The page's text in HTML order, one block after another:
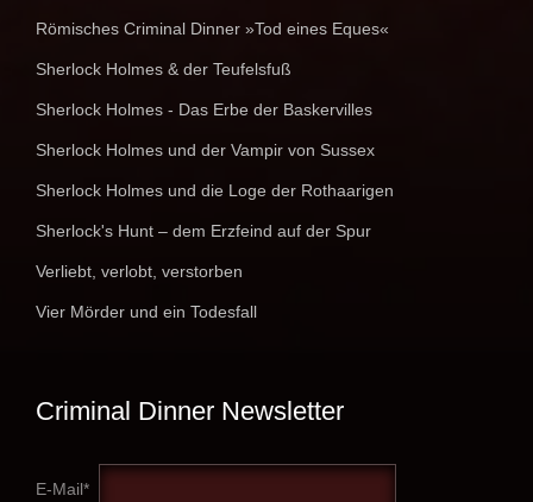
Römisches Criminal Dinner »Tod eines Eques«
Sherlock Holmes & der Teufelsfuß
Sherlock Holmes - Das Erbe der Baskervilles
Sherlock Holmes und der Vampir von Sussex
Sherlock Holmes und die Loge der Rothaarigen
Sherlock's Hunt – dem Erzfeind auf der Spur
Verliebt, verlobt, verstorben
Vier Mörder und ein Todesfall
Criminal Dinner Newsletter
E-Mail*